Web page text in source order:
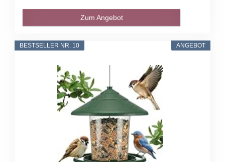
Zum Angebot
ANGEBOT
BESTSELLER NR. 10